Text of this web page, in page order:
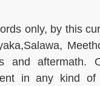
only, by this
and aftermath.
in any kind